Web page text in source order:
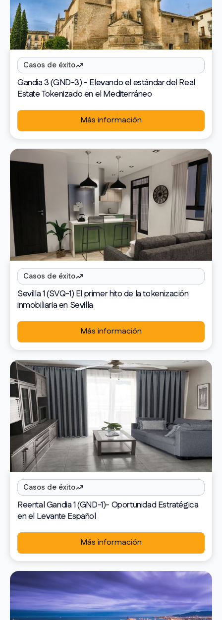
Casos de éxito
Gandia 3 (GND-3) - Elevando el estándar del Real
Estate Tokenizado en el Mediterráneo
Más información
Casos de éxito
Sevilla 1 (SVQ-1) El primer hito de la tokenización
inmobiliaria en Sevilla
Más información
Casos de éxito
Reental Gandia 1 (GND-1)- Oportunidad Estratégica
en el Levante Español
Más información